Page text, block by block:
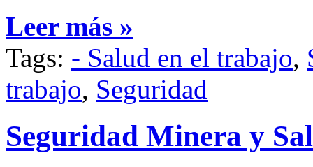
Leer más »
Tags: - Salud en el trabajo,
trabajo, Seguridad
Seguridad Minera y